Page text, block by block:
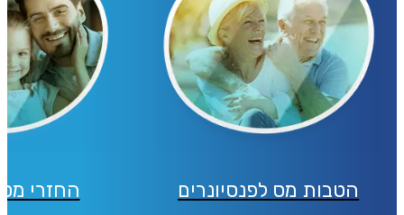
הטבות מס לפנסיונרים החזרי